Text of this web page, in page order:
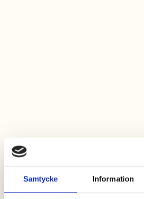
Samtycke Information